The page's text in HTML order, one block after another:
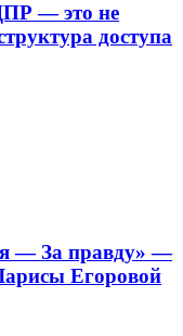
— это не
доступа
— За правду» —
Егоровой